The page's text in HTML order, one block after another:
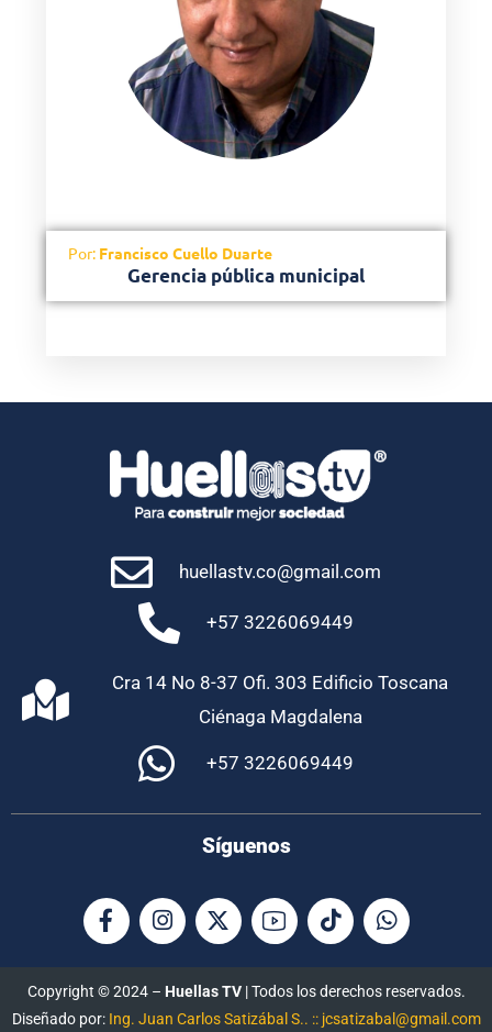
Por: Francisco Cuello Duarte
Gerencia pública municipal
huellastv.co@gmail.com
+57 3226069449
Cra 14 No 8-37 Ofi. 303 Edificio Toscana
Ciénaga Magdalena
+57 3226069449
Síguenos
Copyright © 2024 – Huellas TV| Todos los derechos reservados.
Diseñado por: Ing. Juan Carlos Satizábal S.. :: jcsatizabal@gmail.com